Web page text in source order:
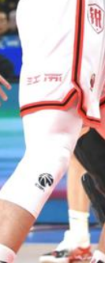
冰雪消